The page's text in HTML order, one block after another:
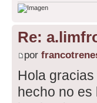
Re:
por
Hola
hecho no es